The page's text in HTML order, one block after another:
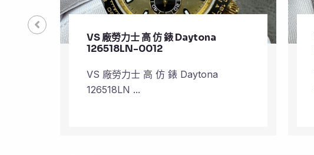
VS 廠勞力士 頂級 復刻 錶
Submariner Date 126610LV
VS 廠勞力士 頂級 復刻 錶
Submariner Dat ...